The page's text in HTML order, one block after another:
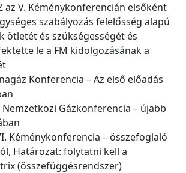
az V. Kéménykonferencián elsőként
szabályozás felelősség alapú
ötletét és szükségességét és
le a FM kidolgozásának a
Konferencia – Az első előadás
Nemzetközi Gázkonferencia – újabb
Kéménykonferencia – összefoglaló
Határozat: folytatni kell a
(összefüggésrendszer)